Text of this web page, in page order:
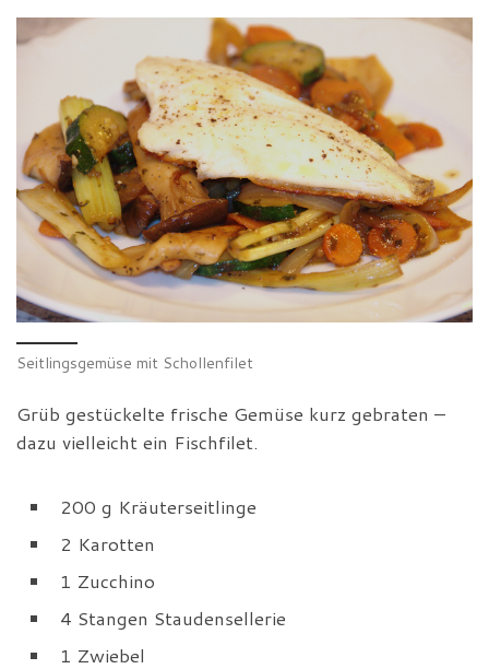
Seitlingsgemüse mit Schollenfilet
Grüb gestückelte frische Gemüse kurz gebraten –
dazu vielleicht ein Fischfilet.
200 g Kräuterseitlinge
2 Karotten
1 Zucchino
4 Stangen Staudensellerie
1 Zwiebel